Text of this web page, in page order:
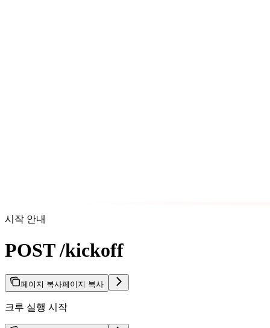
시작 안내
POST /kickoff
페이지 복사페이지 복사
크루 실행 시작